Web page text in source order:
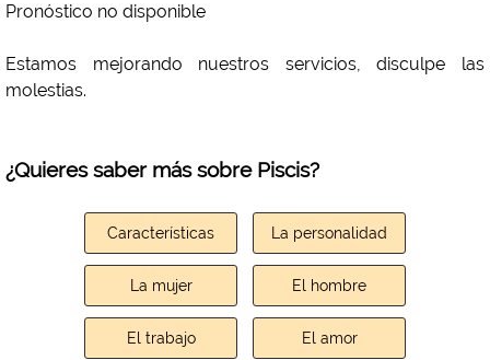
Pronóstico no disponible
Estamos mejorando nuestros servicios, disculpe las
molestias.
¿Quieres saber más sobre Piscis?
Características La personalidad
La mujer El hombre
El trabajo El amor